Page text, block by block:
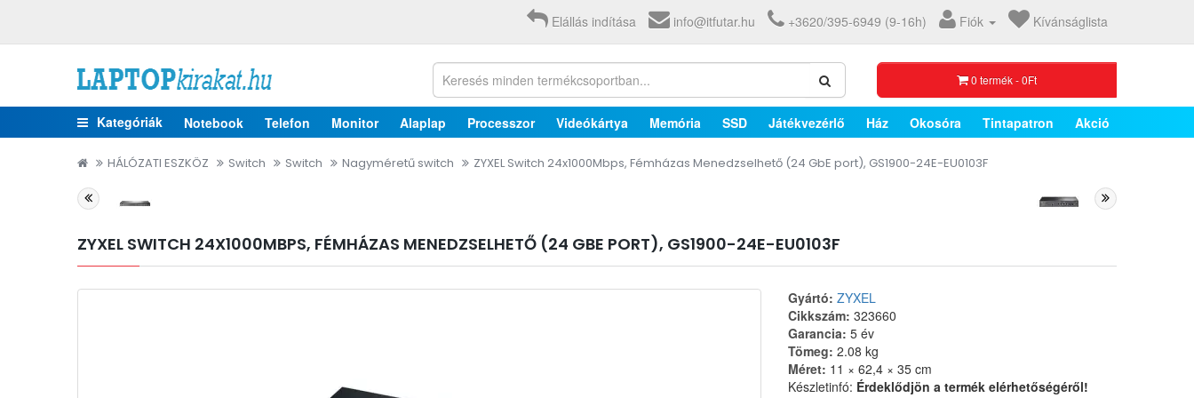
Elállás indítása info@itfutar.hu +3620/395-6949 (9-16h) Fiók Kívánságlista
0 termék - 0Ft
Kategóriák Notebook Telefon Monitor Alaplap Processzor Videókártya Memória SSD Játékvezérlő Ház Okosóra Tintapatron Akció
HÁLÓZATI ESZKÖZ Switch Switch Nagyméretű switch ZYXEL Switch 24x1000Mbps, Fémházas Menedzselhető (24 GbE port), GS1900-24E-EU0103F
ZYXEL SWITCH 24X1000MBPS, FÉMHÁZAS MENEDZSELHETŐ (24 GBE PORT), GS1900-24E-EU0103F
Gyártó: ZYXEL
Cikkszám: 323660
Garancia: 5 év
Tömeg: 2.08 kg
Méret: 11 × 62,4 × 35 cm
Készletinfó: Érdeklődjön a termék elérhetőségéről!